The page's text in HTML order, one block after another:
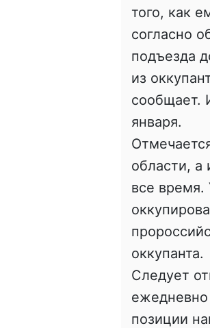
того, как
согласно
подъезда
из
сообщает.
января.
области, а
все время.
оккупанта.
Следует
ежедневно
позиции